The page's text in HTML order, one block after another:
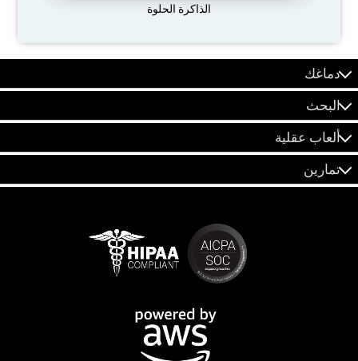
الذاكرة الحلوة
دماغك
البحث
ألعاب عقلية
تمارين